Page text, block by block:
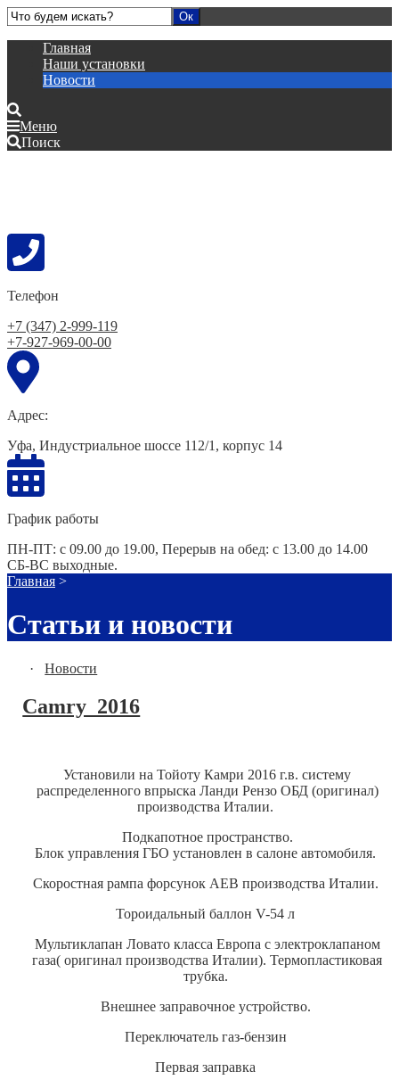
Главная
Наши установки
Новости
Меню
Поиск
Телефон
+7 (347) 2-999-119
+7-927-969-00-00
Адрес:
Уфа, Индустриальное шоссе 112/1, корпус 14
График работы
ПН-ПТ: с 09.00 до 19.00, Перерыв на обед: с 13.00 до 14.00
СБ-ВС выходные.
Главная >
Статьи и новости
·Новости
Camry_2016
Установили на Тойоту Камри 2016 г.в. систему
распределенного впрыска Ланди Рензо ОБД (оригинал)
производства Италии.
Подкапотное пространство.
Блок управления ГБО установлен в салоне автомобиля.
Скоростная рампа форсунок AEB производства Италии.
Тороидальный баллон V-54 л
Мультиклапан Ловато класса Европа с электроклапаном
газа( оригинал производства Италии). Термопластиковая
трубка.
Внешнее заправочное устройство.
Переключатель газ-бензин
Первая заправка